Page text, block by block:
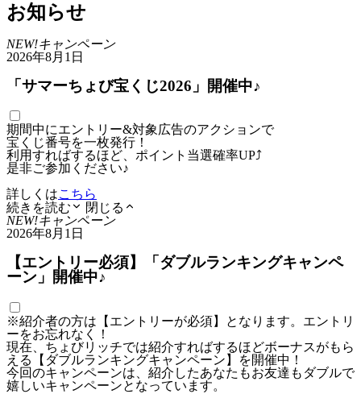
お知らせ
NEW!キャンペーン
2026年8月1日
「サマーちょび宝くじ2026」開催中♪
期間中にエントリー&対象広告のアクションで
宝くじ番号を一枚発行！
利用すればするほど、ポイント当選確率UP⤴
是非ご参加ください♪
詳しくはこちら
続きを読む
閉じる
NEW!キャンペーン
2026年8月1日
【エントリー必須】「ダブルランキングキャンペ
ーン」開催中♪
※紹介者の方は【エントリーが必須】となります。エントリ
ーをお忘れなく！
現在、ちょびリッチでは紹介すればするほどボーナスがもら
える【ダブルランキングキャンペーン】を開催中！
今回のキャンペーンは、紹介したあなたもお友達もダブルで
嬉しいキャンペーンとなっています。